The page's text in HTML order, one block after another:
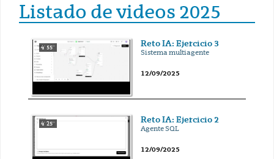
Listado de videos 2025
4' 55'' Reto IA: Ejercicio 3
Sistema multiagente
12/09/2025
4' 25'' Reto IA: Ejercicio 2
Agente SQL
12/09/2025